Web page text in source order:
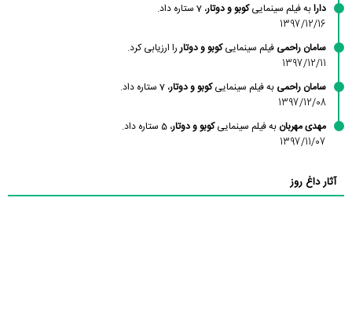
دارابه فیلم سینماییکوبو و دوتار، 7 ستاره داد.
1397/12/16
سامان راحمی فیلم سینماییکوبو و دوتاررا ارزیابی کرد.
1397/12/11
سامان راحمی به فیلم سینماییکوبو و دوتار، 7 ستاره داد.
1397/12/08
مهدی مهربان به فیلم سینماییکوبو و دوتار، 5 ستاره داد.
1397/11/07
آثار داغ روز